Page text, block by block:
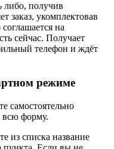
либо, получив
заказ, укомплектовав
на
сейчас. Получает
телефон и ждёт
режиме
самостоятельно
всю форму.
из списка название